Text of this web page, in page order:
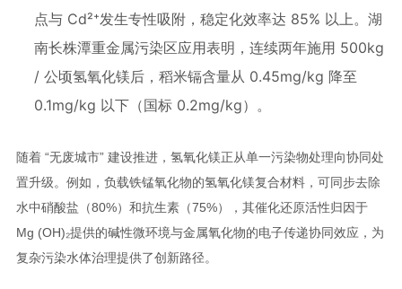
点与 Cd²⁺发生专性吸附，稳定化效率达 85% 以上。湖
南长株潭重金属污染区应用表明，连续两年施用 500kg
/ 公顷氢氧化镁后，稻米镉含量从 0.45mg/kg 降至
0.1mg/kg 以下（国标 0.2mg/kg）。
随着 “无废城市” 建设推进，氢氧化镁正从单一污染物处理向协同处
置升级。例如，负载铁锰氧化物的氢氧化镁复合材料，可同步去除
水中硝酸盐（80%）和抗生素（75%），其催化还原活性归因于
Mg (OH)₂提供的碱性微环境与金属氧化物的电子传递协同效应，为
复杂污染水体治理提供了创新路径。